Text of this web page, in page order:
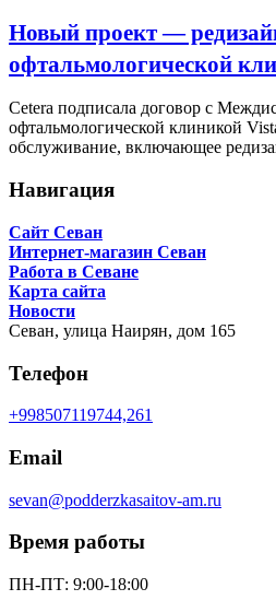
Новый проект —
офтальмологической
Cetera подписала договор с
офтальмологической клиникой
обслуживание, включающее
Навигация
Сайт Севан
Интернет-магазин Севан
Работа в Севане
Карта сайта
Новости
Севан, улица Наирян, дом 165
Телефон
+998507119744,261
Email
sevan@podderzkasaitov-am.ru
Время работы
ПН-ПТ: 9:00-18:00